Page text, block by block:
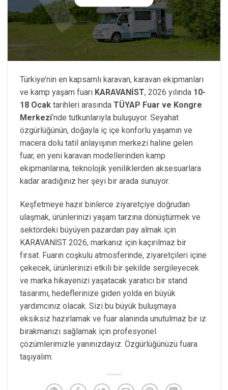
Türkiye’nin en kapsamlı karavan, karavan ekipmanları
ve kamp yaşam fuarı KARAVANİST, 2026 yılında 10-
18 Ocak tarihleri arasında TÜYAP Fuar ve Kongre
Merkezi‘nde tutkunlarıyla buluşuyor. Seyahat
özgürlüğünün, doğayla iç içe konforlu yaşamın ve
macera dolu tatil anlayışının merkezi haline gelen
fuar, en yeni karavan modellerinden kamp
ekipmanlarına, teknolojik yeniliklerden aksesuarlara
kadar aradığınız her şeyi bir arada sunuyor.
Keşfetmeye hazır binlerce ziyaretçiye doğrudan
ulaşmak, ürünlerinizi yaşam tarzına dönüştürmek ve
sektördeki büyüyen pazardan pay almak için
KARAVANİST 2026, markanız için kaçırılmaz bir
fırsat. Fuarın coşkulu atmosferinde, ziyaretçileri içine
çekecek, ürünlerinizi etkili bir şekilde sergileyecek
ve marka hikayenizi yaşatacak yaratıcı bir stand
tasarımı, hedeflerinize giden yolda en büyük
yardımcınız olacak. Sizi bu büyük buluşmaya
eksiksiz hazırlamak ve fuar alanında unutulmaz bir iz
bırakmanızı sağlamak için profesyonel
çözümlerimizle yanınızdayız. Özgürlüğünüzü fuara
taşıyalım.